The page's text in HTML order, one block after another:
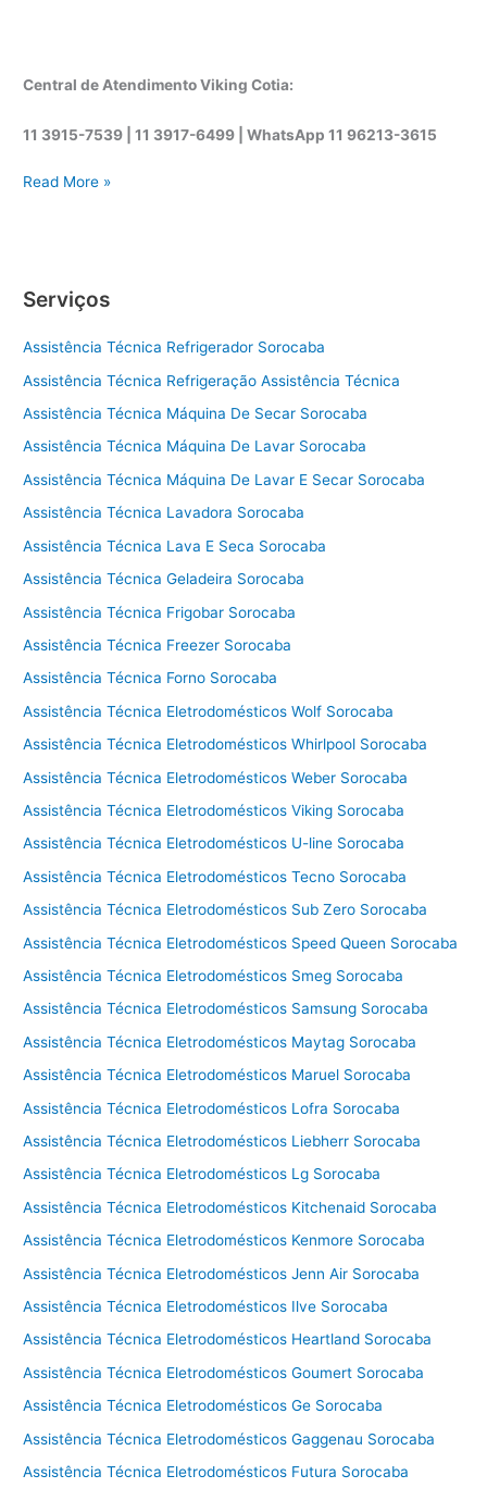
Central de Atendimento Viking Cotia:
11 3915-7539 | 11 3917-6499 |WhatsApp11 96213-3615
A
t
n
c
a
t
n
a
V
i
n
C
o
t
a
Read More »
Serviços
Assistência Técnica Refrigerador Sorocaba
Assistência Técnica Refrigeração Assistência Técnica
Assistência Técnica Máquina De Secar Sorocaba
Assistência Técnica Máquina De Lavar Sorocaba
Assistência Técnica Máquina De Lavar E Secar Sorocaba
Assistência Técnica Lavadora Sorocaba
Assistência Técnica Lava E Seca Sorocaba
Assistência Técnica Geladeira Sorocaba
Assistência Técnica Frigobar Sorocaba
Assistência Técnica Freezer Sorocaba
Assistência Técnica Forno Sorocaba
Assistência Técnica Eletrodomésticos Wolf Sorocaba
Assistência Técnica Eletrodomésticos Whirlpool Sorocaba
Assistência Técnica Eletrodomésticos Weber Sorocaba
Assistência Técnica Eletrodomésticos Viking Sorocaba
Assistência Técnica Eletrodomésticos U-line Sorocaba
Assistência Técnica Eletrodomésticos Tecno Sorocaba
Assistência Técnica Eletrodomésticos Sub Zero Sorocaba
Assistência Técnica Eletrodomésticos Speed Queen Sorocaba
Assistência Técnica Eletrodomésticos Smeg Sorocaba
Assistência Técnica Eletrodomésticos Samsung Sorocaba
Assistência Técnica Eletrodomésticos Maytag Sorocaba
Assistência Técnica Eletrodomésticos Maruel Sorocaba
Assistência Técnica Eletrodomésticos Lofra Sorocaba
Assistência Técnica Eletrodomésticos Liebherr Sorocaba
Assistência Técnica Eletrodomésticos Lg Sorocaba
Assistência Técnica Eletrodomésticos Kitchenaid Sorocaba
Assistência Técnica Eletrodomésticos Kenmore Sorocaba
Assistência Técnica Eletrodomésticos Jenn Air Sorocaba
Assistência Técnica Eletrodomésticos Ilve Sorocaba
Assistência Técnica Eletrodomésticos Heartland Sorocaba
Assistência Técnica Eletrodomésticos Goumert Sorocaba
Assistência Técnica Eletrodomésticos Ge Sorocaba
Assistência Técnica Eletrodomésticos Gaggenau Sorocaba
Assistência Técnica Eletrodomésticos Futura Sorocaba